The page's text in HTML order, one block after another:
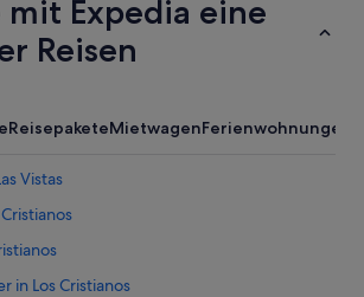
mit Expedia eine
Reisen
ReisepaketeMietwagenFerienwohnungen
Vistas
in Los Cristianos